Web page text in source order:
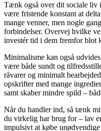
Tænk også over dit sociale
være fristende konstant at
mange venner, men nogle
forbindelser. Overvej hvilke
investér tid i dem fremfor blot
Minimalisme kan også
være både sundt og
råvarer og minimalt
opskrifter med mange
samt skaber mindre spild –
Når du handler ind, så tænk
du virkelig har brug for – lav
impulsivt at købe